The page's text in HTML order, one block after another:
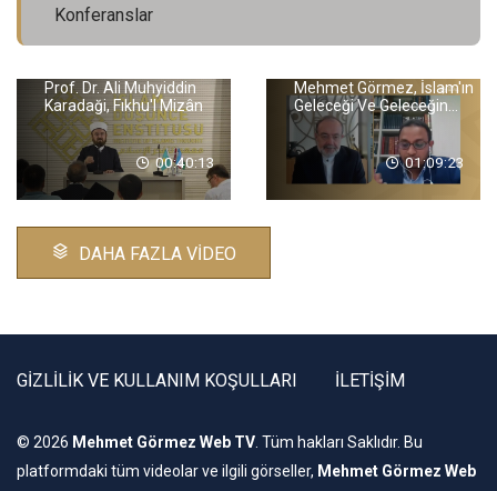
Konferanslar
Prof. Dr. Ali Muhyiddin
Karadaği, Fıkhu'l Mizân
00:40:13
Mehmet Görmez, İslam'ın
Geleceği Ve Geleceğin
İslam'ı
01:09:23
DAHA FAZLA VİDEO
GİZLİLİK VE KULLANIM KOŞULLARI İLETİŞİM
© 2026 Mehmet Görmez Web TV . Tüm hakları Saklıdır. Bu
platformdaki tüm videolar ve ilgili görseller, Mehmet Görmez Web